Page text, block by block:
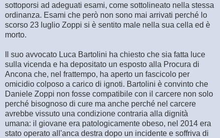
sottoporsi ad adeguati esami, come sottolineato nella stessa
ordinanza. Esami che però non sono mai arrivati perché lo
scorso 23 luglio Zoppi si è sentito male nella sua cella ed è
morto.
Il suo avvocato Luca Bartolini ha chiesto che sia fatta luce
sulla vicenda e ha depositato un esposto alla Procura di
Ancona che, nel frattempo, ha aperto un fascicolo per
omicidio colposo a carico di ignoti. Bartolini è convinto che
Daniele Zoppi non fosse compatibile con il carcere non solo
perché bisognoso di cure ma anche perché nel carcere
avrebbe vissuto una condizione contraria alla dignità
umana: il giovane era patologicamente obeso, nel 2014 era
stato operato all'anca destra dopo un incidente e soffriva di